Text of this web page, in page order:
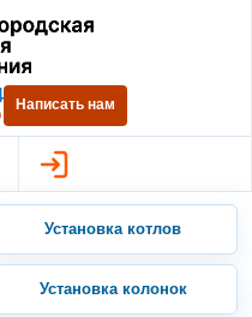
Газовая
Написать нам
Установка котлов
Установка колонок